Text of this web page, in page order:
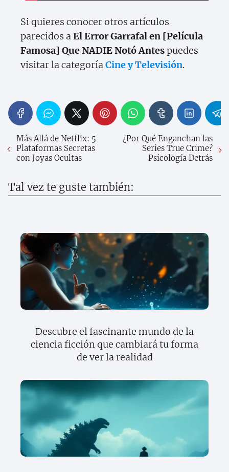
Si quieres conocer otros artículos
parecidos aEl Error Garrafal en [Película
Famosa] Que NADIE Notó Antespuedes
visitar la categoríaCine y Televisión.
Más Allá de Netflix: 5
Plataformas Secretas
con Joyas Ocultas
¿Por Qué Enganchan las
Series True Crime?
Psicología Detrás
Tal vez te guste también:
Descubre el fascinante mundo de la
ciencia ficción que cambiará tu forma
de ver la realidad